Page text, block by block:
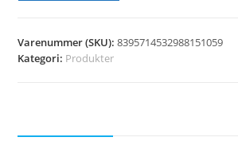
Varenummer (SKU):8395714532988151059
Kategori: Produkter